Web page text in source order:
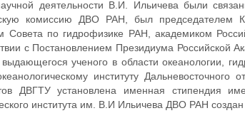
деятельности В.И. Ильичева были
комиссию ДВО РАН, был председателем
Совета по гидрофизике РАН, академиком
с Постановлением Президиума Российской
ученого в области океанологии,
институту
ДВГТУ установлена именная стипендия
института им. В.И Ильичева ДВО РАН